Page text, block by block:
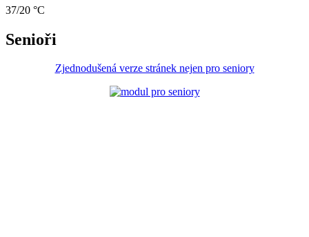
37/20 °C
Senioři
Zjednodušená verze stránek nejen pro seniory